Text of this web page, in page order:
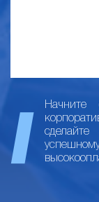
Начните